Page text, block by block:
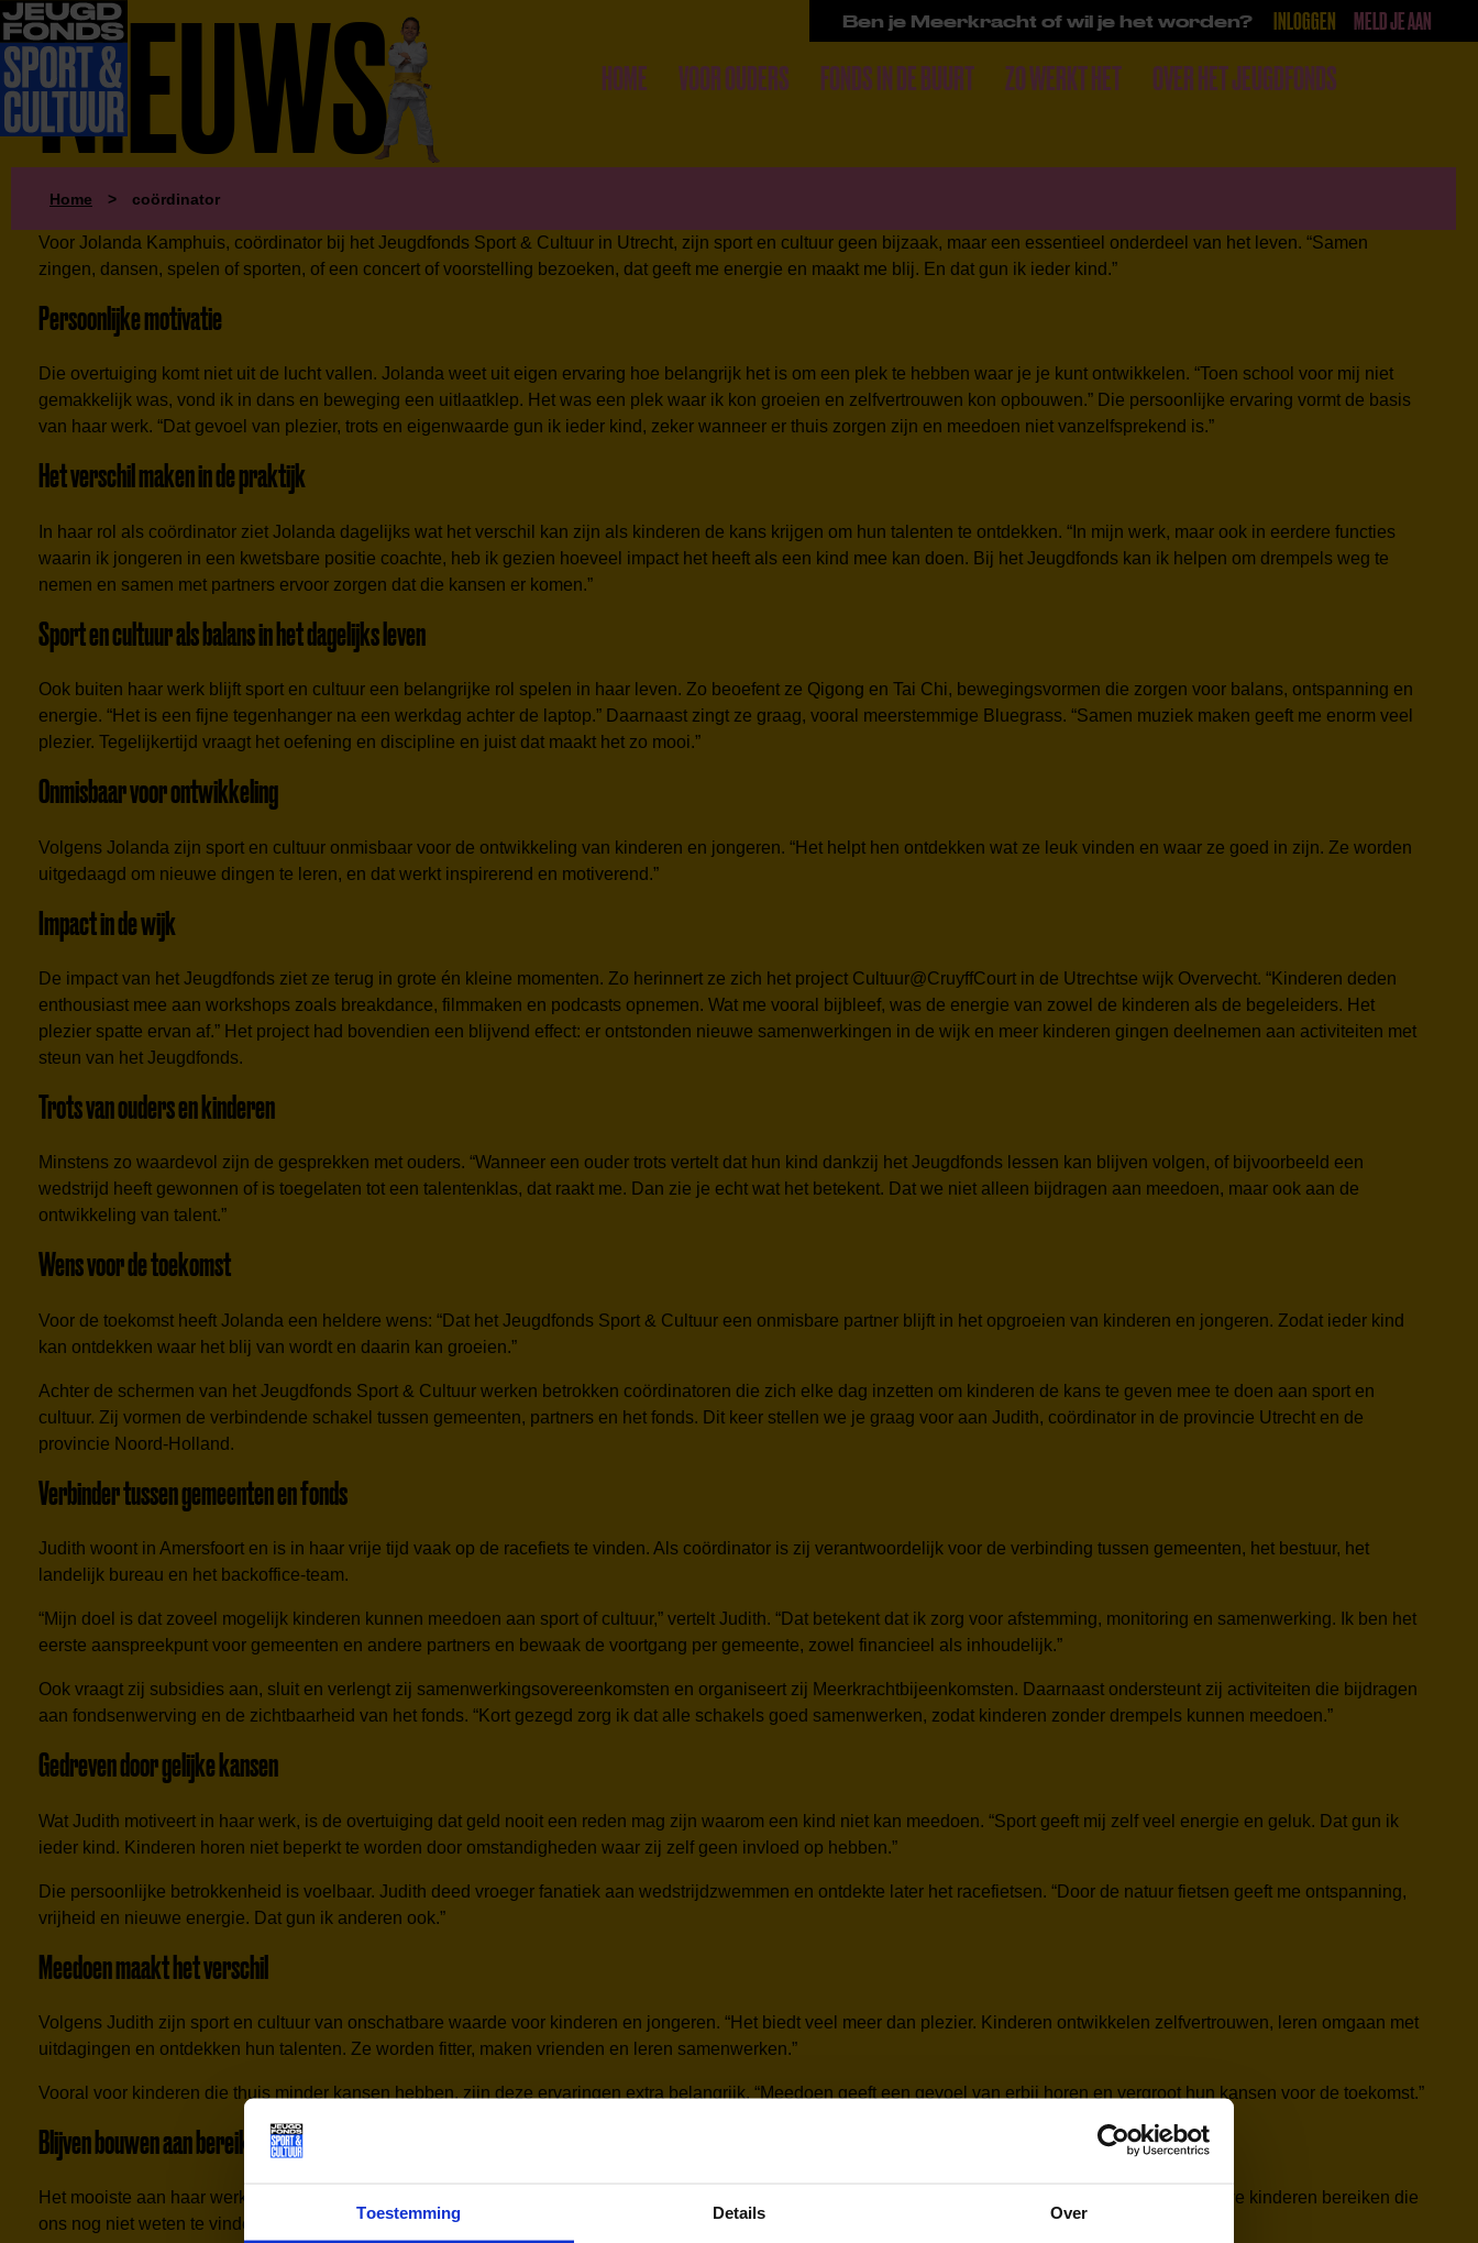
Toestemming Details Over
Ben je Meerkracht of wil je het worden? INLOGGEN MELD JE AAN
HOME VOOR OUDERS FONDS IN DE BUURT ZO WERKT HET OVER HET JEUGDFONDS
NIEUWS
Home > coördinator
Voor Jolanda Kamphuis, coördinator bij het Jeugdfonds Sport & Cultuur in Utrecht, zijn sport en cultuur geen bijzaak, maar een essentieel onderdeel van het leven. “Samen
zingen, dansen, spelen of sporten, of een concert of voorstelling bezoeken, dat geeft me energie en maakt me blij. En dat gun ik ieder kind.”
Persoonlijke motivatie
Die overtuiging komt niet uit de lucht vallen. Jolanda weet uit eigen ervaring hoe belangrijk het is om een plek te hebben waar je je kunt ontwikkelen. “Toen school voor mij niet
gemakkelijk was, vond ik in dans en beweging een uitlaatklep. Het was een plek waar ik kon groeien en zelfvertrouwen kon opbouwen.” Die persoonlijke ervaring vormt de basis
van haar werk. “Dat gevoel van plezier, trots en eigenwaarde gun ik ieder kind, zeker wanneer er thuis zorgen zijn en meedoen niet vanzelfsprekend is.”
Het verschil maken in de praktijk
In haar rol als coördinator ziet Jolanda dagelijks wat het verschil kan zijn als kinderen de kans krijgen om hun talenten te ontdekken. “In mijn werk, maar ook in eerdere functies
waarin ik jongeren in een kwetsbare positie coachte, heb ik gezien hoeveel impact het heeft als een kind mee kan doen. Bij het Jeugdfonds kan ik helpen om drempels weg te
nemen en samen met partners ervoor zorgen dat die kansen er komen.”
Sport en cultuur als balans in het dagelijks leven
Ook buiten haar werk blijft sport en cultuur een belangrijke rol spelen in haar leven. Zo beoefent ze Qigong en Tai Chi, bewegingsvormen die zorgen voor balans, ontspanning en
energie. “Het is een fijne tegenhanger na een werkdag achter de laptop.” Daarnaast zingt ze graag, vooral meerstemmige Bluegrass. “Samen muziek maken geeft me enorm veel
plezier. Tegelijkertijd vraagt het oefening en discipline en juist dat maakt het zo mooi.”
Onmisbaar voor ontwikkeling
Volgens Jolanda zijn sport en cultuur onmisbaar voor de ontwikkeling van kinderen en jongeren. “Het helpt hen ontdekken wat ze leuk vinden en waar ze goed in zijn. Ze worden
uitgedaagd om nieuwe dingen te leren, en dat werkt inspirerend en motiverend.”
Impact in de wijk
De impact van het Jeugdfonds ziet ze terug in grote én kleine momenten. Zo herinnert ze zich het project Cultuur@CruyffCourt in de Utrechtse wijk Overvecht. “Kinderen deden
enthousiast mee aan workshops zoals breakdance, filmmaken en podcasts opnemen. Wat me vooral bijbleef, was de energie van zowel de kinderen als de begeleiders. Het
plezier spatte ervan af.” Het project had bovendien een blijvend effect: er ontstonden nieuwe samenwerkingen in de wijk en meer kinderen gingen deelnemen aan activiteiten met
steun van het Jeugdfonds.
Trots van ouders en kinderen
Minstens zo waardevol zijn de gesprekken met ouders. “Wanneer een ouder trots vertelt dat hun kind dankzij het Jeugdfonds lessen kan blijven volgen, of bijvoorbeeld een
wedstrijd heeft gewonnen of is toegelaten tot een talentenklas, dat raakt me. Dan zie je echt wat het betekent. Dat we niet alleen bijdragen aan meedoen, maar ook aan de
ontwikkeling van talent.”
Wens voor de toekomst
Voor de toekomst heeft Jolanda een heldere wens: “Dat het Jeugdfonds Sport & Cultuur een onmisbare partner blijft in het opgroeien van kinderen en jongeren. Zodat ieder kind
kan ontdekken waar het blij van wordt en daarin kan groeien.”
Achter de schermen van het Jeugdfonds Sport & Cultuur werken betrokken coördinatoren die zich elke dag inzetten om kinderen de kans te geven mee te doen aan sport en
cultuur. Zij vormen de verbindende schakel tussen gemeenten, partners en het fonds. Dit keer stellen we je graag voor aan Judith, coördinator in de provincie Utrecht en de
provincie Noord-Holland.
Verbinder tussen gemeenten en fonds
Judith woont in Amersfoort en is in haar vrije tijd vaak op de racefiets te vinden. Als coördinator is zij verantwoordelijk voor de verbinding tussen gemeenten, het bestuur, het
landelijk bureau en het backoffice-team.
“Mijn doel is dat zoveel mogelijk kinderen kunnen meedoen aan sport of cultuur,” vertelt Judith. “Dat betekent dat ik zorg voor afstemming, monitoring en samenwerking. Ik ben het
eerste aanspreekpunt voor gemeenten en andere partners en bewaak de voortgang per gemeente, zowel financieel als inhoudelijk.”
Ook vraagt zij subsidies aan, sluit en verlengt zij samenwerkingsovereenkomsten en organiseert zij Meerkrachtbijeenkomsten. Daarnaast ondersteunt zij activiteiten die bijdragen
aan fondsenwerving en de zichtbaarheid van het fonds. “Kort gezegd zorg ik dat alle schakels goed samenwerken, zodat kinderen zonder drempels kunnen meedoen.”
Gedreven door gelijke kansen
Wat Judith motiveert in haar werk, is de overtuiging dat geld nooit een reden mag zijn waarom een kind niet kan meedoen. “Sport geeft mij zelf veel energie en geluk. Dat gun ik
ieder kind. Kinderen horen niet beperkt te worden door omstandigheden waar zij zelf geen invloed op hebben.”
Die persoonlijke betrokkenheid is voelbaar. Judith deed vroeger fanatiek aan wedstrijdzwemmen en ontdekte later het racefietsen. “Door de natuur fietsen geeft me ontspanning,
vrijheid en nieuwe energie. Dat gun ik anderen ook.”
Meedoen maakt het verschil
Volgens Judith zijn sport en cultuur van onschatbare waarde voor kinderen en jongeren. “Het biedt veel meer dan plezier. Kinderen ontwikkelen zelfvertrouwen, leren omgaan met
uitdagingen en ontdekken hun talenten. Ze worden fitter, maken vrienden en leren samenwerken.”
Vooral voor kinderen die thuis minder kansen hebben, zijn deze ervaringen extra belangrijk. “Meedoen geeft een gevoel van erbij horen en vergroot hun kansen voor de toekomst.”
Blijven bouwen aan bereik
Het mooiste aan haar werk? “Dat ik echt iets kan betekenen voor kinderen die het het hardst nodig hebben. En dat we steeds blijven nadenken over hoe we kinderen bereiken die
ons nog niet weten te vinden.”